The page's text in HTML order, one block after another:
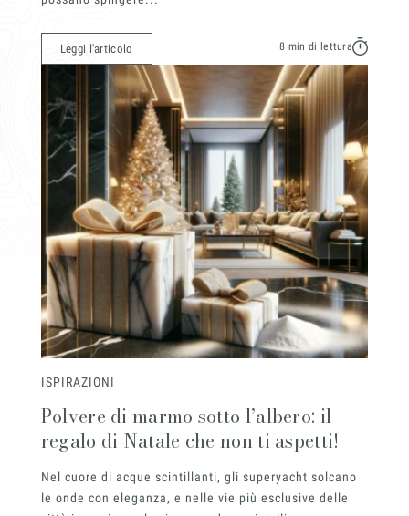
8 min di lettura
Leggi l'articolo
ISPIRAZIONI
Polvere di marmo sotto l’albero: il
regalo di Natale che non ti aspetti!
Nel cuore di acque scintillanti, gli superyacht solcano
le onde con eleganza, e nelle vie più esclusive delle